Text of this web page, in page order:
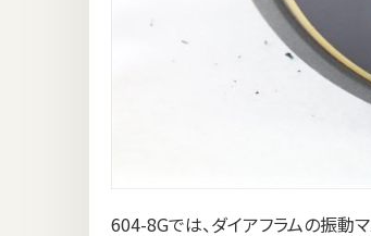
604-8Gでは、ダイアフラムの振動